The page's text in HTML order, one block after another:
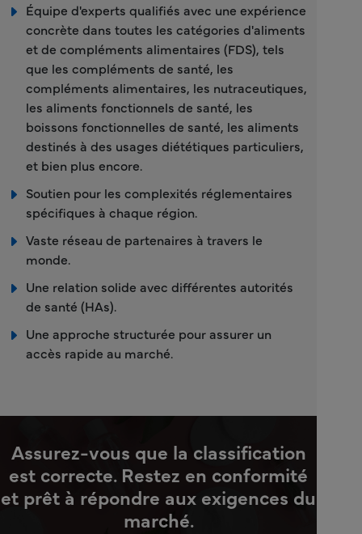
Équipe d'experts qualifiés avec une expérience
concrète dans toutes les catégories d'aliments
et de compléments alimentaires (FDS), tels
que les compléments de santé, les
compléments alimentaires, les nutraceutiques,
les aliments fonctionnels de santé, les
boissons fonctionnelles de santé, les aliments
destinés à des usages diététiques particuliers,
et bien plus encore.
Soutien pour les complexités réglementaires
spécifiques à chaque région.
Vaste réseau de partenaires à travers le
monde.
Une relation solide avec différentes autorités
de santé (HAs).
Une approche structurée pour assurer un
accès rapide au marché.
Assurez-vous que la classification
est correcte. Restez en conformité
et prêt à répondre aux exigences du
marché.